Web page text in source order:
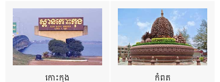
កោះកុង កំពត